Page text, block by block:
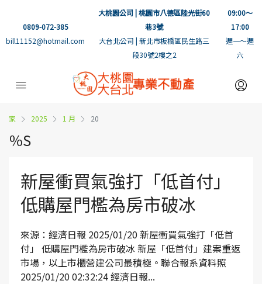
0809-072-385
bill11152@hotmail.com
大桃園公司 | 桃園市八德區陸光街60
巷3號
大台北公司 | 新北市板橋區民生路三
段30號2樓之2
09:00～
17:00
週一～週
六
家 2025 1 月 20
％S
新屋衝買氣強打「低首付」
低購屋門檻為房市破冰
來源：經濟日報 2025/01/20 新屋衝買氣強打「低首
付」 低購屋門檻為房市破冰 新屋「低首付」建案重返
市場，以上市櫃營建公司最積極。聯合報系資料照
2025/01/20 02:32:24 經濟日報...